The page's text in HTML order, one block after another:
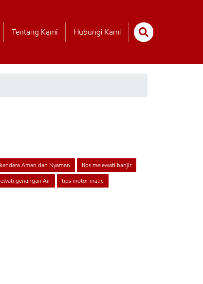
Tentang Kami Hubungi Kami
Aman dan Nyaman tips melewati banjir
genangan Air tips motor matic